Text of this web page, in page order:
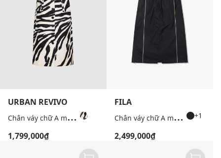
URBAN REVIVO
C
hân váy chữ A midi họa tiết ngựa vằn
1,799,000₫
FILA
C
hân váy chữ A midi lưng thun phối dây rút +1
2,499,000₫